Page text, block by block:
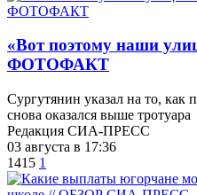
«Вот поэтому наши
ФОТОФАКТ
Сургутянин указал на то, как
снова оказался выше тротуара
Редакция СИА-ПРЕСС
03 августа в 17:36
1415 1